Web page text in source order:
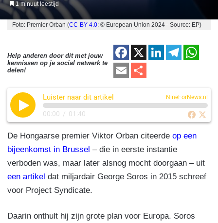
1 minuut leestijd
Foto: Premier Orban (CC-BY-4.0: © European Union 2024– Source: EP)
Help anderen door dit met jouw
kennissen op je social netwerk te
delen!
F
a
c
e
o
o
k
X
Li
e
n
T
gr
a
m
s
A
E
aile
Luister naar dit artikel NineForNews.nl
00:00 / 01:40
De Hongaarse premier Viktor Orban citeerde op een
bijeenkomst in Brussel – die in eerste instantie
verboden was, maar later alsnog mocht doorgaan – uit
een artikel dat miljardair George Soros in 2015 schreef
voor Project Syndicate.
Daarin onthult hij zijn grote plan voor Europa. Soros